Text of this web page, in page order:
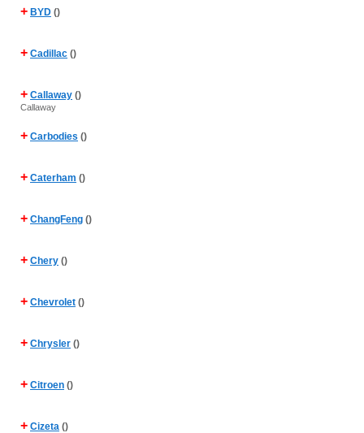
+ BYD ()
+ Cadillac ()
+ Callaway ()
Callaway
+ Carbodies ()
+ Caterham ()
+ ChangFeng ()
+ Chery ()
+ Chevrolet ()
+ Chrysler ()
+ Citroen ()
+ Cizeta ()